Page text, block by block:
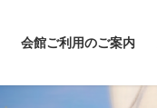
会館ご利用のご案内